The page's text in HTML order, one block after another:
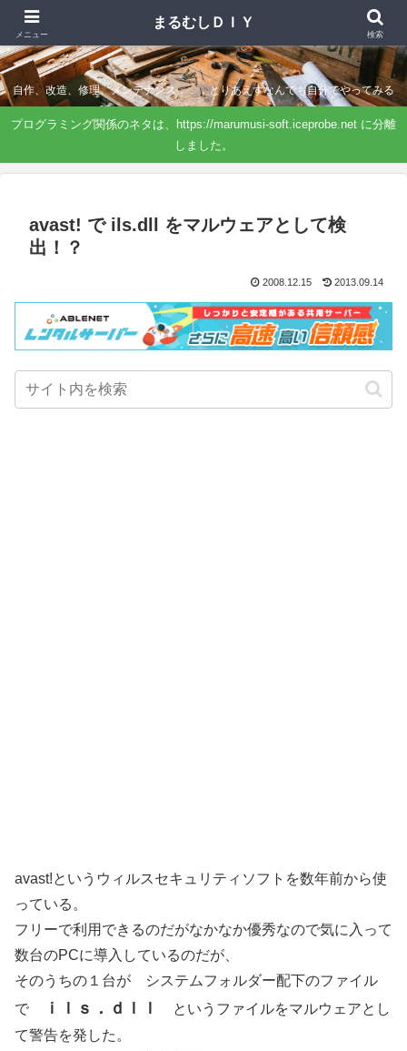
まるむしＤＩＹ
自作、改造、修理、メンテナンス．．．とりあえずなんでも自分でやってみる
プログラミング関係のネタは、https://marumusi-soft.iceprobe.net に分離
しました。
avast! で ils.dll をマルウェアとして検
出！？
2008.12.15 2013.09.14
avast!というウィルスセキュリティソフトを数年前から使
っている。
フリーで利用できるのだがなかなか優秀なので気に入って
数台のPCに導入しているのだが、
そのうちの１台が システムフォルダー配下のファイル
で
ｉｌｓ．ｄｌｌ
というファイルをマルウェアとし
て警告を発した。
メニュー
まるむしＤＩＹ
検索